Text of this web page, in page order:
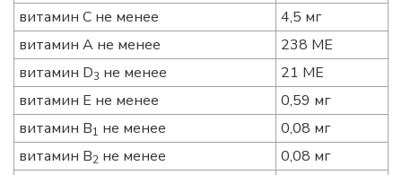
витамин С не менее
4,5 мг
витамин А не менее
238 МЕ
витамин D3 не менее
21 МЕ
витамин Е не менее
0,59 мг
витамин B1 не менее
0,08 мг
витамин B2 не менее
0,08 мг